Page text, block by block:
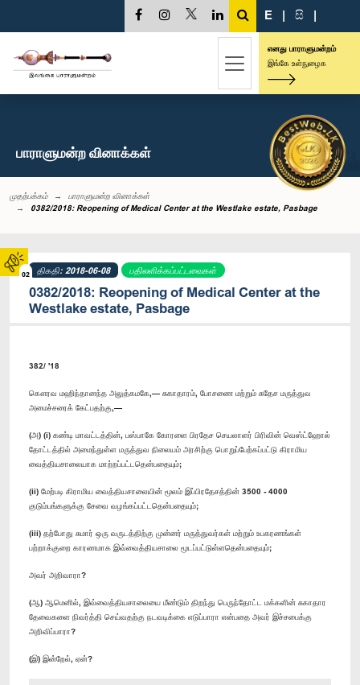
02
E | සි |
எனது பாராளுமன்றம்
இங்கே உள்நுழைக
பாராளுமன்ற வினாக்கள்
முதற்பக்கம்
பாராளுமன்ற வினாக்கள்
0382/2018: Reopening of Medical Center at the Westlake estate, Pasbage
திகதி: 2018-06-08 பதிலளிக்கப்பட்டவைகள்
0382/2018: Reopening of Medical Center at the
Westlake estate, Pasbage
382/ '18
கௌரவ மஹிந்தானந்த அலுத்கமகே,— சுகாதாரம், போசணை மற்றும் சுதேச மருத்துவ
அமைச்சரைக் கேட்பதற்கு,—
(அ) (i) கண்டி மாவட்டத்தின், பஸ்பாகே கோரளை பிரதேச செயலாளர் பிரிவின் வெஸ்ட்ஹோல்
தோட்டத்தில் அமைந்துள்ள மருத்துவ நிலையம் அரசிற்கு பொறுப்பேற்கப்பட்டு கிராமிய
வைத்தியசாலையாக மாற்றப்பட்டதென்பதையும்;
(ii) மேற்படி கிராமிய வைத்தியசாலையின் மூலம் இப்பிரதேசத்தின் 3500 - 4000
குடும்பங்களுக்கு சேவை வழங்கப்பட்டதென்பதையும்;
(iii) தற்போது சுமார் ஒரு வருடத்திற்கு முன்னர் மருத்துவர்கள் மற்றும் உபகரணங்கள்
பற்றாக்குறை காரணமாக இவ்வைத்தியசாலை மூடப்பட்டுள்ளதென்பதையும்;
அவர் அறிவாரா?
(ஆ) ஆமெனில், இவ்வைத்தியசாலையை மீண்டும் திறந்து பெருந்தோட்ட மக்களின் சுகாதார
தேவைகளை நிவர்த்தி செய்வதற்கு நடவடிக்கை எடுப்பாரா என்பதை அவர் இச்சபைக்கு
அறிவிப்பாரா?
(இ) இன்றேல், ஏன்?